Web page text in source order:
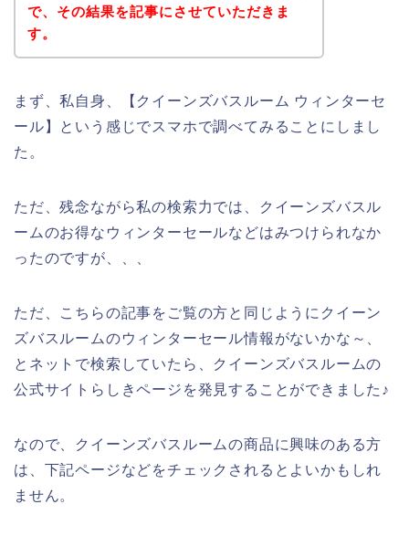
で、その結果を記事にさせていただきま
す。
まず、私自身、【クイーンズバスルーム ウィンターセ
ール】という感じでスマホで調べてみることにしまし
た。
ただ、残念ながら私の検索力では、クイーンズバスル
ームのお得なウィンターセールなどはみつけられなか
ったのですが、、、
ただ、こちらの記事をご覧の方と同じようにクイーン
ズバスルームのウィンターセール情報がないかな～、
とネットで検索していたら、クイーンズバスルームの
公式サイトらしきページを発見することができました♪
なので、クイーンズバスルームの商品に興味のある方
は、下記ページなどをチェックされるとよいかもしれ
ません。